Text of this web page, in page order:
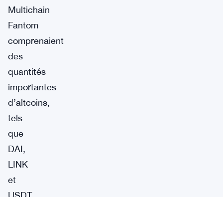
Multichain
Fantom
comprenaient
des
quantités
importantes
d’altcoins,
tels
que
DAI,
LINK
et